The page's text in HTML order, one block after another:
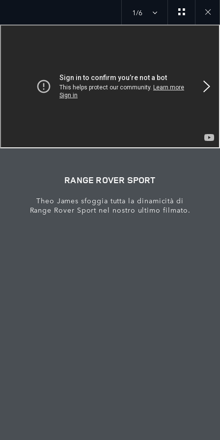
1/6
Close
RANGE ROVER SPORT
Theo James sfoggia tutta la dinamicità di
Range Rover Sport nel nostro ultimo filmato.